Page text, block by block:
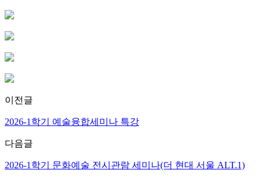
이전글
2026-1학기 예술융합세미나 특강
다음글
2026-1학기 문화예술 전시관람 세미나(더 현대 서울 ALT.1)